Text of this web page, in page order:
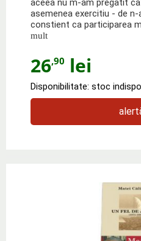
asemenea exercitiu - de
constient ca participarea
mult
26,90 lei
Disponibilitate: stoc